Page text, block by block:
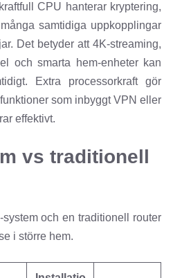
CPU hanterar kryptering,
samtidiga uppkopplingar
Det betyder att 4K-streaming,
och smarta hem-enheter kan
Extra processorkraft gör
som inbyggt VPN eller
effektivt.
vs traditionell
och en traditionell router
i större hem.